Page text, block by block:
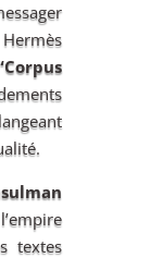
textes